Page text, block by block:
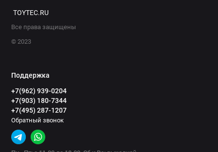
TOYTEC.RU
Все права защищены
© 2023
Поддержка
+7(962) 939-0204
+7(903) 180-7344
+7(495) 287-1207
Обратный звонок